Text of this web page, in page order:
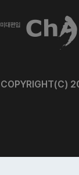
COPYRIGHT(C)